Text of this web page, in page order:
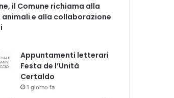
il Comune richiama alla
e alla collaborazione
Appuntamenti letterari
Festa de l’Unità
Certaldo
1 giorno fa